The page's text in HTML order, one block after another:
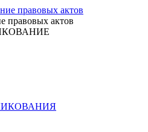
правовых актов